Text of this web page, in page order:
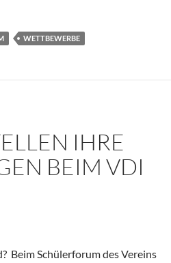
WETTBEWERBE
IHRE
BEIM VDI
Beim Schülerforum des Vereins